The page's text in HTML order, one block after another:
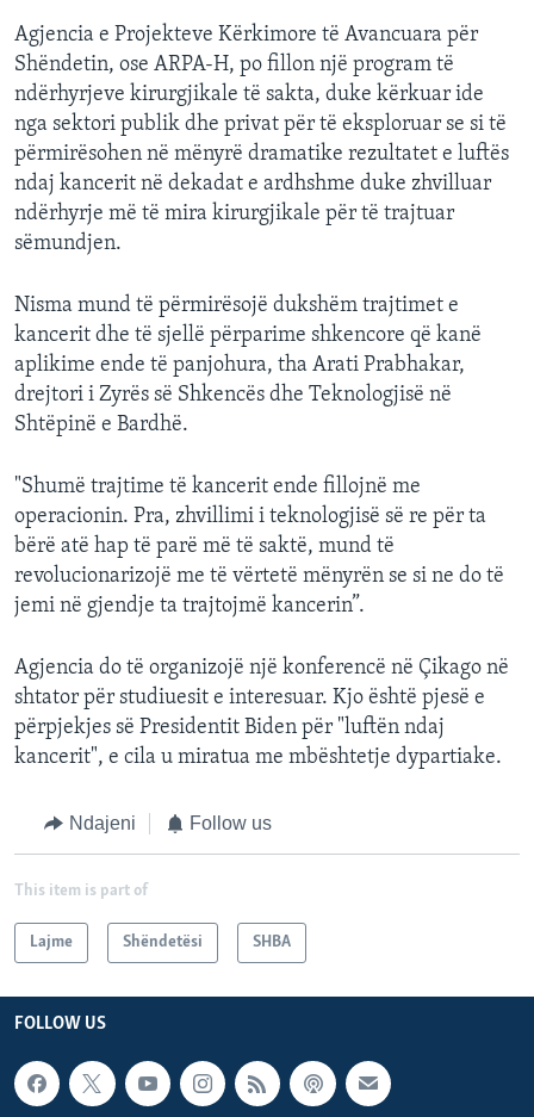
Agjencia e Projekteve Kërkimore të Avancuara për
Shëndetin, ose ARPA-H, po fillon një program të
ndërhyrjeve kirurgjikale të sakta, duke kërkuar ide
nga sektori publik dhe privat për të eksploruar se si të
përmirësohen në mënyrë dramatike rezultatet e luftës
ndaj kancerit në dekadat e ardhshme duke zhvilluar
ndërhyrje më të mira kirurgjikale për të trajtuar
sëmundjen.
Nisma mund të përmirësojë dukshëm trajtimet e
kancerit dhe të sjellë përparime shkencore që kanë
aplikime ende të panjohura, tha Arati Prabhakar,
drejtori i Zyrës së Shkencës dhe Teknologjisë në
Shtëpinë e Bardhë.
"Shumë trajtime të kancerit ende fillojnë me
operacionin. Pra, zhvillimi i teknologjisë së re për ta
bërë atë hap të parë më të saktë, mund të
revolucionarizojë me të vërtetë mënyrën se si ne do të
jemi në gjendje ta trajtojmë kancerin”.
Agjencia do të organizojë një konferencë në Çikago në
shtator për studiuesit e interesuar. Kjo është pjesë e
përpjekjes së Presidentit Biden për "luftën ndaj
kancerit", e cila u miratua me mbështetje dypartiake.
Ndajeni Follow us
This item is part of
Lajme Shëndetësi SHBA
FOLLOW US